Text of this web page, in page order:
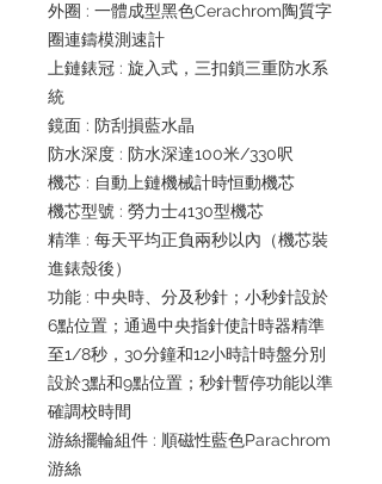
外圈 : 一體成型黑色Cerachrom陶質字
圈連鑄模測速計
上鏈錶冠 : 旋入式，三扣鎖三重防水系
統
鏡面 : 防刮損藍水晶
防水深度 : 防水深達100米/330呎
機芯 : 自動上鏈機械計時恒動機芯
機芯型號 : 勞力士4130型機芯
精準 : 每天平均正負兩秒以內（機芯裝
進錶殼後）
功能 : 中央時、分及秒針；小秒針設於
6點位置；通過中央指針使計時器精準
至1/8秒，30分鐘和12小時計時盤分別
設於3點和9點位置；秒針暫停功能以準
確調校時間
游絲擺輪組件 : 順磁性藍色Parachrom
游絲